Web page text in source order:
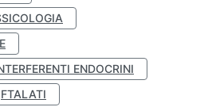
ENDOCRINI
FTALATI